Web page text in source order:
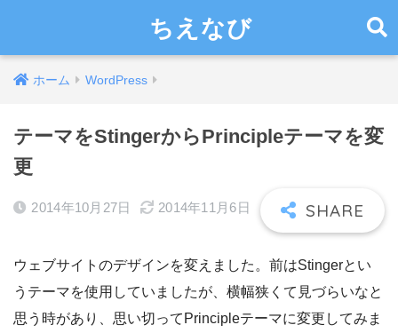
ちえなび
ホーム WordPress
テーマをStingerからPrincipleテーマを変
更
2014年10月27日 2014年11月6日
ウェブサイトのデザインを変えました。前はStingerとい
うテーマを使用していましたが、横幅狭くて見づらいなと
思う時があり、思い切ってPrincipleテーマに変更してみま